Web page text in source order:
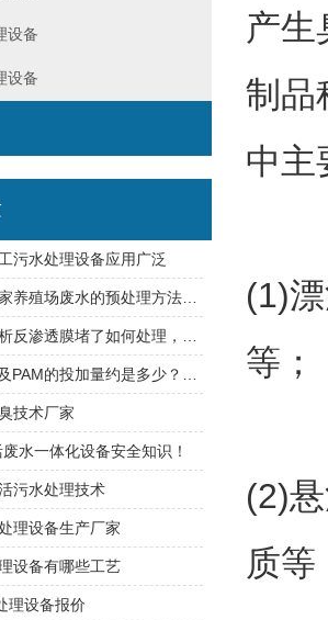
产生
制品
中主
(1)
等；
(2)
质等
设备
设备
污水处理设备应用广泛
技术厂家
水一体化设备安全知识！
污水处理技术
理设备生产厂家
设备有哪些工艺
理设备报价